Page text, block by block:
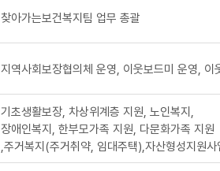
찾아가는보건복지팀 업무 총괄
지역사회보장협의체 운영, 이웃보드미 운영,
기초생활보장, 차상위계층 지원, 노인복지,
장애인복지, 한부모가족 지원, 다문화가족 지원
,주거복지(주거취약, 임대주택),자산형성지원